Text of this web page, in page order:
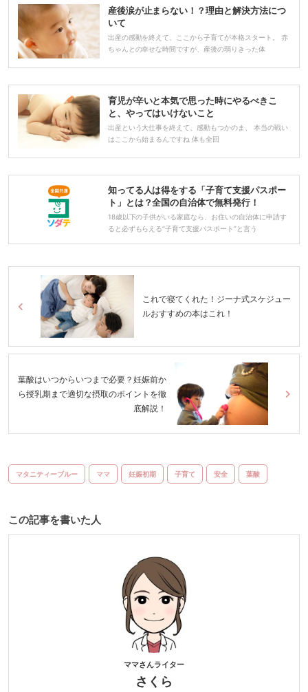
産後涙が止まらない！？理由と解決方法につ
いて
出産の感動を終えて、ここから子育てが本格スタート。 赤
ちゃんとの幸せな時間ですが、産後の弱りきった体
育児が辛いと本気で思った時にやるべきこ
と、やってはいけないこと
出産という大仕事を終えて、感動もつかのま、 本当の戦い
はここから始まるんですね 体も全回
知ってる人は得をする「子育て支援パスポー
ト」とは？全国の自治体で無料発行！
18歳以下の子供がいる家庭なら、お住いの自治体に申請す
ると必ずもらえる“子育て支援パスポート”と言う
これで寝てくれた！ジーナ式スケジュー
ルおすすめの本はこれ！
葉酸はいつからいつまで必要？妊娠前か
ら授乳期まで適切な摂取のポイントを徹
底解説！
マタニティーブルー ママ 妊娠初期 子育て 安全 葉酸
この記事を書いた人
ママさんライター
さくら